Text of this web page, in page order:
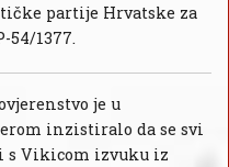
partije Hrvatske za
54/1377.
je u
inzistiralo da se svi
s Vikicom izvuku iz